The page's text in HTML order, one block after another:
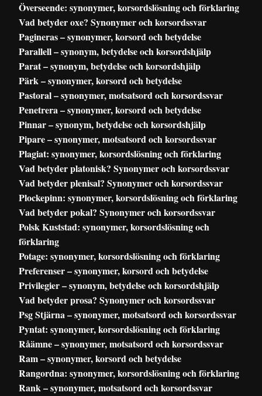
Överseende: synonymer, korsordslösning och förklaring
Vad betyder oxe? Synonymer och korsordssvar
Pagineras – synonymer, korsord och betydelse
Parallell – synonym, betydelse och korsordshjälp
Parat – synonym, betydelse och korsordshjälp
Pärk – synonymer, korsord och betydelse
Pastoral – synonymer, motsatsord och korsordssvar
Penetrera – synonymer, korsord och betydelse
Pinnar – synonym, betydelse och korsordshjälp
Pipare – synonymer, motsatsord och korsordssvar
Plagiat: synonymer, korsordslösning och förklaring
Vad betyder platonisk? Synonymer och korsordssvar
Vad betyder plenisal? Synonymer och korsordssvar
Plockepinn: synonymer, korsordslösning och förklaring
Vad betyder pokal? Synonymer och korsordssvar
Polsk Kuststad: synonymer, korsordslösning och
förklaring
Potage: synonymer, korsordslösning och förklaring
Preferenser – synonymer, korsord och betydelse
Privilegier – synonym, betydelse och korsordshjälp
Vad betyder prosa? Synonymer och korsordssvar
Psg Stjärna – synonymer, motsatsord och korsordssvar
Pyntat: synonymer, korsordslösning och förklaring
Råämne – synonymer, motsatsord och korsordssvar
Ram – synonymer, korsord och betydelse
Rangordna: synonymer, korsordslösning och förklaring
Rank – synonymer, motsatsord och korsordssvar